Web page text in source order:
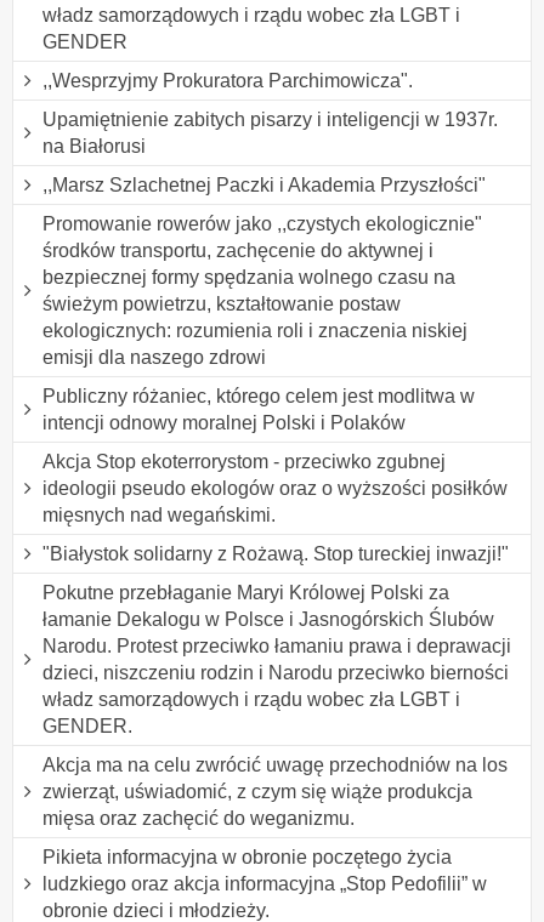
władz samorządowych i rządu wobec zła LGBT i
GENDER
,,Wesprzyjmy Prokuratora Parchimowicza".
Upamiętnienie zabitych pisarzy i inteligencji w 1937r.
na Białorusi
,,Marsz Szlachetnej Paczki i Akademia Przyszłości"
Promowanie rowerów jako ,,czystych ekologicznie"
środków transportu, zachęcenie do aktywnej i
bezpiecznej formy spędzania wolnego czasu na
świeżym powietrzu, kształtowanie postaw
ekologicznych: rozumienia roli i znaczenia niskiej
emisji dla naszego zdrowi
Publiczny różaniec, którego celem jest modlitwa w
intencji odnowy moralnej Polski i Polaków
Akcja Stop ekoterrorystom - przeciwko zgubnej
ideologii pseudo ekologów oraz o wyższości posiłków
mięsnych nad wegańskimi.
"Białystok solidarny z Rożawą. Stop tureckiej inwazji!"
Pokutne przebłaganie Maryi Królowej Polski za
łamanie Dekalogu w Polsce i Jasnogórskich Ślubów
Narodu. Protest przeciwko łamaniu prawa i deprawacji
dzieci, niszczeniu rodzin i Narodu przeciwko bierności
władz samorządowych i rządu wobec zła LGBT i
GENDER.
Akcja ma na celu zwrócić uwagę przechodniów na los
zwierząt, uświadomić, z czym się wiąże produkcja
mięsa oraz zachęcić do weganizmu.
Pikieta informacyjna w obronie poczętego życia
ludzkiego oraz akcja informacyjna „Stop Pedofilii” w
obronie dzieci i młodzieży.